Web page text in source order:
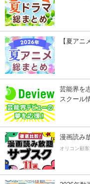
【夏アニ
芸能界を
スクール
漫画読み
オリコン顧